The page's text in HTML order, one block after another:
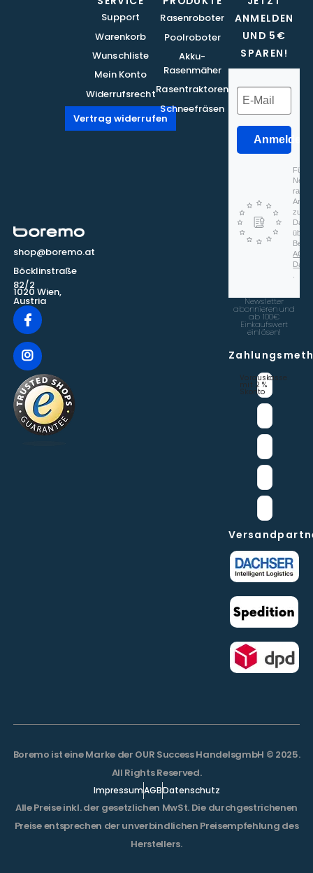
shop@boremo.at
Böcklinstraße
82/2
1020 Wien,
Austria
ANMELDEN
UND 5€
SPAREN!
Anmelden
Für
zu,
AGB
Newsletter
abonnieren und
ab 100€
Einkaufswert
einlösen!
Vorauskasse
mit 2 %
Skonto
Support
Warenkorb
Wunschliste
Mein Konto
Widerrufsrecht
Vertrag widerrufen
Rasenroboter
Poolroboter
Akku-
Rasenmäher
Rasentraktoren
Schneefräsen
Boremo ist eine Marke der OUR Success HandelsgmbH © 2025.
All Rights Reserved.
ImpressumAGBDatenschutz
Alle Preise inkl. der gesetzlichen MwSt. Die durchgestrichenen
Preise entsprechen der unverbindlichen Preisempfehlung des
Herstellers.